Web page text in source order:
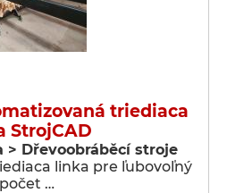
triediaca
StrojCAD
> Dřevoobráběcí stroje
linka pre ľubovoľný
počet …